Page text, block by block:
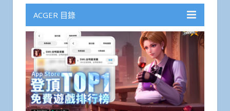
ACGER 目錄